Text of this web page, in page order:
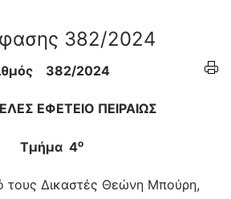
382/2024
382/2024
ΕΦΕΤΕΙΟ ΠΕΙΡΑΙΩΣ
Τμήμα 4ο
τους Δικαστές Θεώνη Μπούρη,